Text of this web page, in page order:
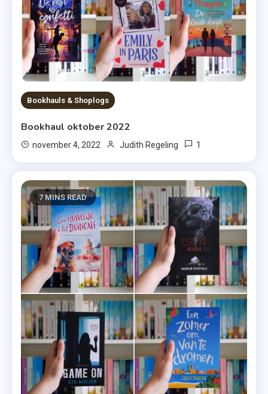
Bookhauls & Shoplogs
Bookhaul oktober 2022
november 4, 2022 Judith Regeling 1
7 MINS READ